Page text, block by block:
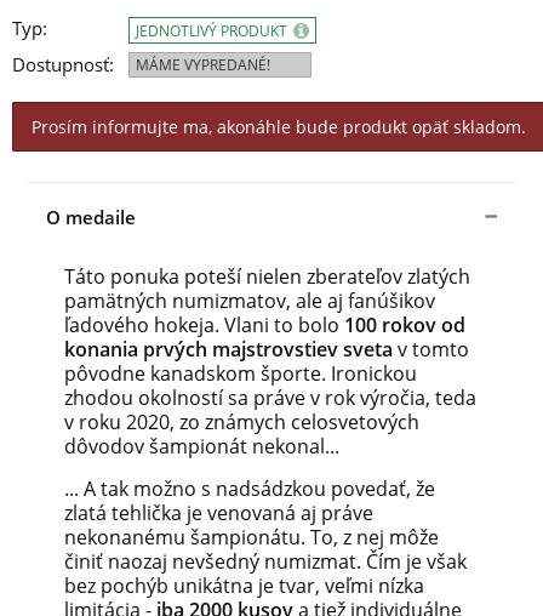
Typ:
Dostupnosť:
JEDNOTLIVÝ PRODUKT
MÁME VYPREDANÉ!
Prosím informujte ma, akonáhle bude produkt opäť skladom.
O medaile
Táto ponuka poteší nielen zberateľovzlatých
pamätných numizmatov, aleaj fanúšikov
ľadového hokeja. Vlani to bolo 100 rokovod
konania prvých majstrovstievsveta vtomto
pôvodne kanadskom športe. Ironickou
zhodou okolnostísa práve v rok výročia, teda
v roku 2020, zo známych celosvetových
dôvodovšampionát nekonal...
... Atak možno s nadsádzkou povedať, že
zlatá tehlička jevenovaná aj práve
nekonanému šampionátu. To, z nej môže
činiť naozaj nevšedný numizmat. Čím je však
bez pochýb unikátna jetvar, veľmi nízka
limitácia - iba 2000 kusova tiež individuálne